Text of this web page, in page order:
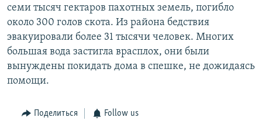
семи тысяч гектаров пахотных земель, погибло
около 300 голов скота. Из района бедствия
эвакуировали более 31 тысячи человек. Многих
большая вода застигла врасплох, они были
вынуждены покидать дома в спешке, не дожидаясь
помощи.
Поделиться Follow us